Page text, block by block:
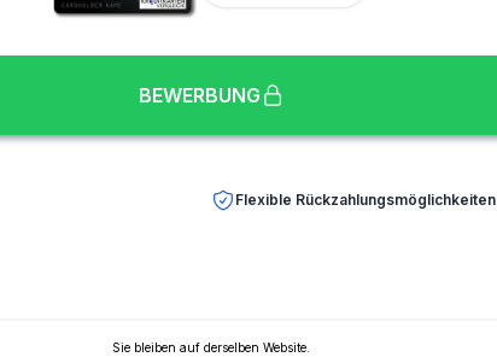
BEWERBUNG
Flexible Rückzahlungsmöglichkeiten
Sie bleiben auf derselben Website.